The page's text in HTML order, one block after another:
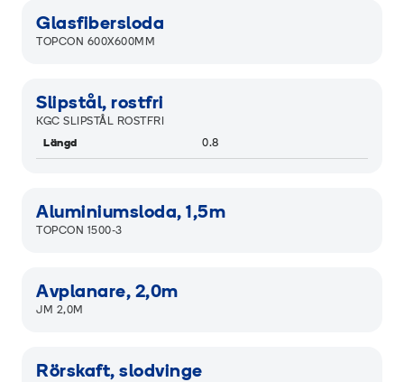
Glasfibersloda
TOPCON 600X600MM
Slipstål, rostfri
KGC SLIPSTÅL ROSTFRI
Längd
0.8
Aluminiumsloda, 1,5m
TOPCON 1500-3
Avplanare, 2,0m
JM 2,0M
Rörskaft, slodvinge